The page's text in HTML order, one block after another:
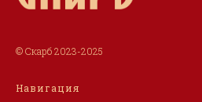
© Скарб 2023-2025
Навигация